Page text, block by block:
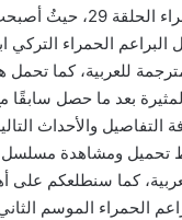
مسلسل البراعم الحمراء
الحمراء التركي
للعربية، كما تحمل
بعد ما حصل سابقًا
التفاصيل والأحداث
تحميل ومشاهدة مسلسل
للعربية، كما سنطلعكم
الحمراء الموسم